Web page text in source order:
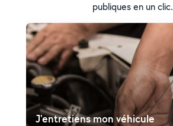
publiques en un clic.
J'entretiens mon véhicule